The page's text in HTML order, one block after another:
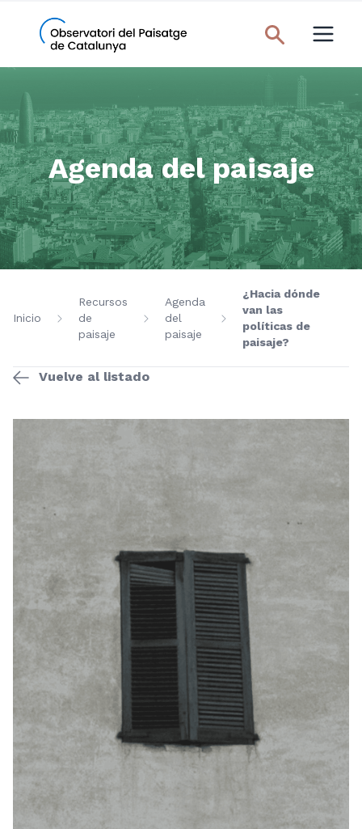
Agenda del paisaje
Inicio
Recursos
de
paisaje
Agenda
del
paisaje
¿Hacia dónde
van las
políticas de
paisaje?
Vuelve al listado